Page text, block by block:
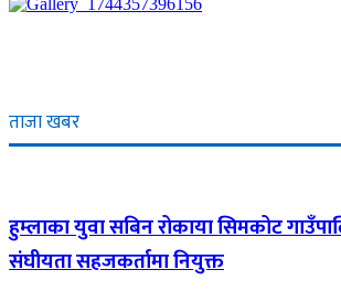
ताजा खबर
हुम्लाका युवा सबिन रोकाया सिमकोट
संघीयता सहजकर्तामा नियुक्त